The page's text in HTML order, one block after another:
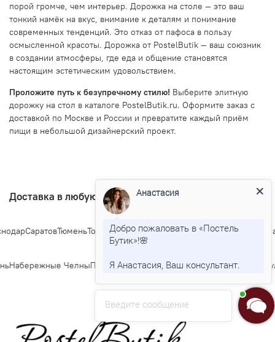
порой громче, чем интерьер. Дорожка на столе — это ваш
тонкий намёк на вкус, внимание к деталям и понимание
современных тенденций. Это отказ от пафоса в пользу
осмысленной красоты. Дорожка от PostelButik — ваш союзник
в создании атмосферы, где еда и общение становятся
настоящим эстетическим удовольствием.
Проложите путь к безупречному стилю! Выберите элитную
дорожку на стол в каталоге PostelButik.ru. Оформите заказ с
доставкой по Москве и России и превратите каждый приём
пищи в небольшой дизайнерский проект.
Доставка в любую точку Росии
СаратовТюменьТольяттиИжевскБарнаулУльяновскИркутск
Набережные ЧелныПензаЛипецкКиров ЧебоксарыКалининград
Введите сообщение
Анастасия
Добро пожаловать в «Постель
Бутик»!🌸
Я Анастасия, Ваш консультант.